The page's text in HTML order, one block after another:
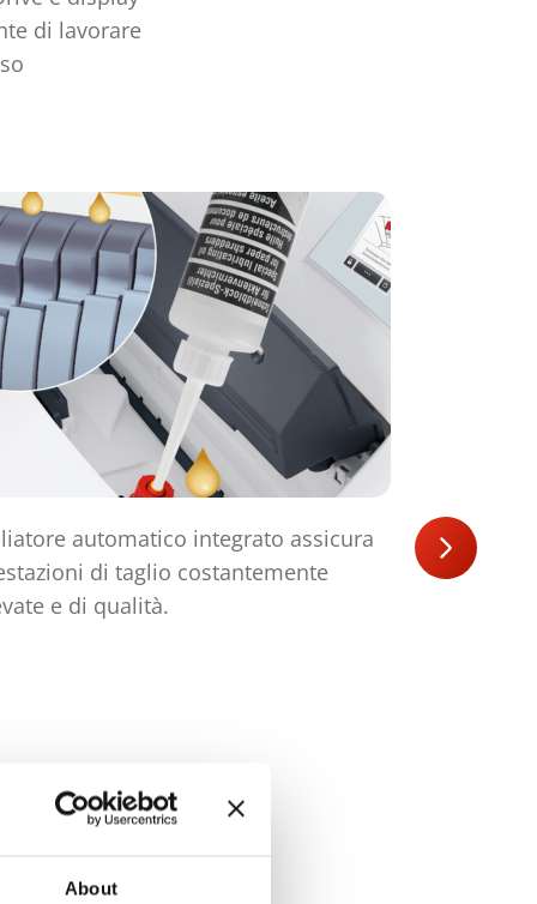
About
di lavorare
automatico integrato assicura
di taglio costantemente
e di qualità.
Il potente